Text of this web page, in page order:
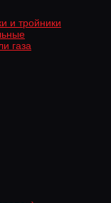
и тройники
газа